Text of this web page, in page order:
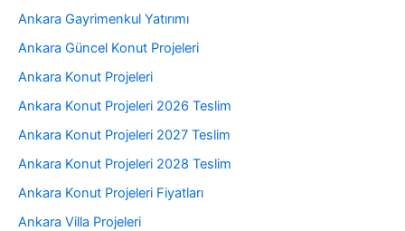
Ankara Gayrimenkul Yatırımı
Ankara Güncel Konut Projeleri
Ankara Konut Projeleri
Ankara Konut Projeleri 2026 Teslim
Ankara Konut Projeleri 2027 Teslim
Ankara Konut Projeleri 2028 Teslim
Ankara Konut Projeleri Fiyatları
Ankara Villa Projeleri